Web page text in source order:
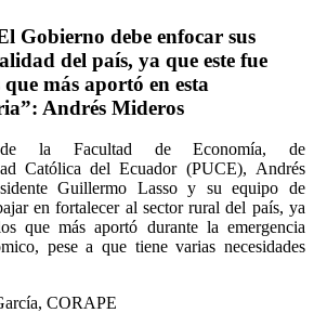
Gobierno debe enfocar sus
del país, ya que este fue
que más aportó en esta
Andrés Mideros
la Facultad de Economía, de
Católica del Ecuador (PUCE), Andrés
Guillermo Lasso y su equipo de
en fortalecer al sector rural del país, ya
que más aportó durante la emergencia
pese a que tiene varias necesidades
CORAPE